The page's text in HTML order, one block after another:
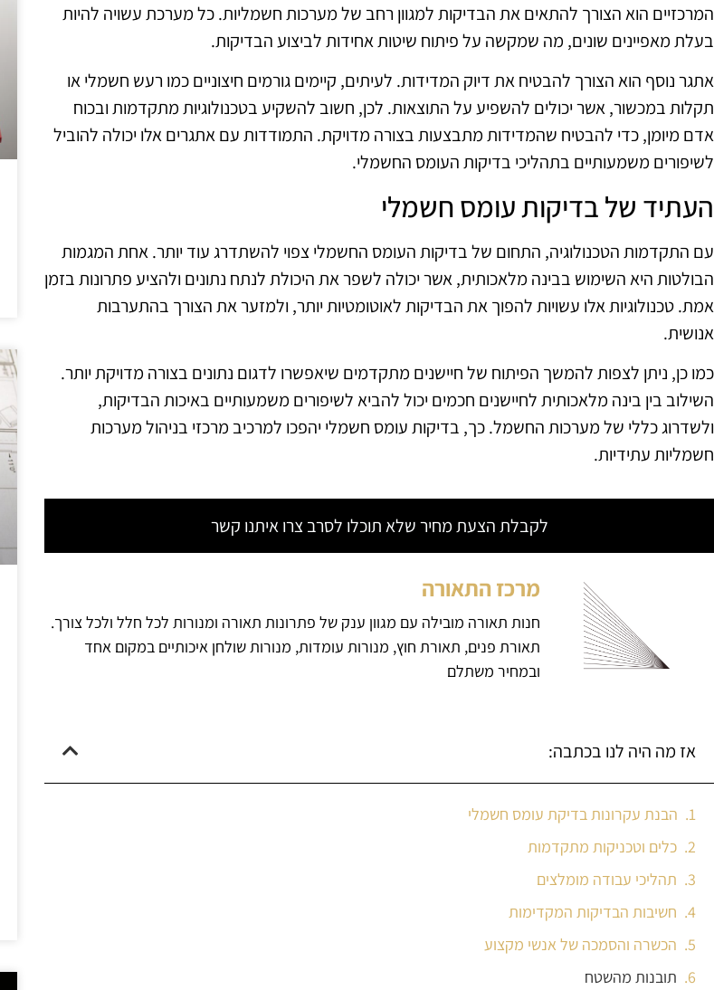
המרכזיים הוא הצורך להתאים את הבדיקות למגוון רחב של מערכות חשמליות. כל מערכת עשויה להיות
בעלת מאפיינים שונים, מה שמקשה על פיתוח שיטות אחידות לביצוע הבדיקות.
אתגר נוסף הוא הצורך להבטיח את דיוק המדידות. לעיתים, קיימים גורמים חיצוניים כמו רעש חשמלי או
תקלות במכשור, אשר יכולים להשפיע על התוצאות. לכן, חשוב להשקיע בטכנולוגיות מתקדמות ובכוח
אדם מיומן, כדי להבטיח שהמדידות מתבצעות בצורה מדויקת. התמודדות עם אתגרים אלו יכולה להוביל
לשיפורים משמעותיים בתהליכי בדיקות העומס החשמלי.
העתיד של בדיקות עומס חשמלי
עם התקדמות הטכנולוגיה, התחום של בדיקות העומס החשמלי צפוי להשתדרג עוד יותר. אחת המגמות
הבולטות היא השימוש בבינה מלאכותית, אשר יכולה לשפר את היכולת לנתח נתונים ולהציע פתרונות בזמן
אמת. טכנולוגיות אלו עשויות להפוך את הבדיקות לאוטומטיות יותר, ולמזער את הצורך בהתערבות
אנושית.
כמו כן, ניתן לצפות להמשך הפיתוח של חיישנים מתקדמים שיאפשרו לדגום נתונים בצורה מדויקת יותר.
השילוב בין בינה מלאכותית לחיישנים חכמים יכול להביא לשיפורים משמעותיים באיכות הבדיקות,
ולשדרוג כללי של מערכות החשמל. כך, בדיקות עומס חשמלי יהפכו למרכיב מרכזי בניהול מערכות
חשמליות עתידיות.
לקבלת הצעת מחיר שלא תוכלו לסרב צרו איתנו קשר
מרכז התאורה
חנות תאורה מובילה עם מגוון ענק של פתרונות תאורה ומנורות לכל חלל ולכל צורך.
תאורת פנים, תאורת חוץ, מנורות עומדות, מנורות שולחן איכותיים במקום אחד
ובמחיר משתלם
אז מה היה לנו בכתבה:
הבנת עקרונות בדיקת עומס חשמלי
כלים וטכניקות מתקדמות
תהליכי עבודה מומלצים
חשיבות הבדיקות המקדימות
הכשרה והסמכה של אנשי מקצוע
תובנות מהשטח